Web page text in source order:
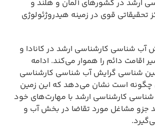
ارشد در کشورهای آلمان و هلند و
تحقیقاتی قوی در زمینه هیدروژئولوژی
آب شناسی کارشناسی ارشد در کانادا و
اقامت دائم را هموار می‌کند. ادامه
شناسی گرایش آب شناسی کارشناسی
چگونه است نشان می‌دهد که این زمین
کارشناسی ارشد با مهارت‌های خود
جزو مشاغل مورد تقاضا در بخش آب و